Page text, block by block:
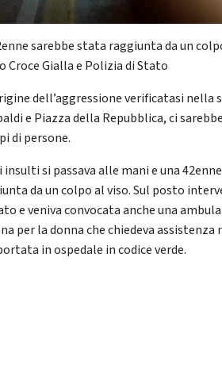
sarebbe stata raggiunta da un
Croce Gialla e Polizia di Stato
dell’aggressione verificatasi nella
e Piazza della Repubblica, ci
di persone.
insulti si passava alle mani e una
da un colpo al viso. Sul posto
e veniva convocata anche una
per la donna che chiedeva assistenza
in ospedale in codice verde.